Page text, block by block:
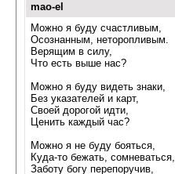
mao-el
Можно я буду счастливым,
Осознанным, неторопливым.
Верящим в силу,
Что есть выше нас?
Можно я буду видеть знаки,
Без указателей и карт,
Своей дорогой идти,
Ценить каждый час?
Можно я не буду бояться,
Куда-то бежать, сомневаться,
Заботу богу перепоручив,